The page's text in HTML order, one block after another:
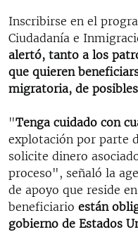
Inscribirse en el
Ciudadanía e
alertó, tanto a los
que quieren
migratoria, de
"Tenga cuidado con
explotación por parte
solicite dinero
proceso", señaló la
de apoyo que reside
beneficiario están
gobierno de Estados